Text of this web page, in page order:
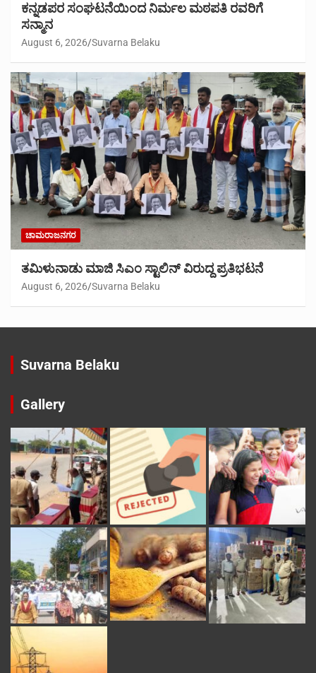
ಕನ್ನಡಪರ ಸಂಘಟನೆಯಿಂದ ನಿರ್ಮಲ ಮಠಪತಿ ರವರಿಗೆ
ಸನ್ಮಾನ
August 6, 2026 Suvarna Belaku
ಚಾಮರಾಜನಗರ
ತಮಿಳುನಾಡು ಮಾಜಿ ಸಿಎಂ ಸ್ಟಾಲಿನ್ ವಿರುದ್ದ ಪ್ರತಿಭಟನೆ
August 6, 2026 Suvarna Belaku
Suvarna Belaku
Gallery